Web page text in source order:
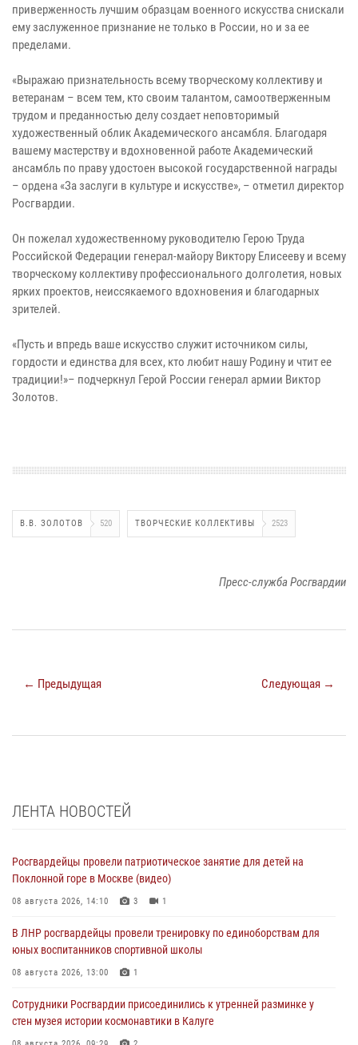
приверженность лучшим образцам военного искусства снискали
ему заслуженное признание не только в России, но и за ее
пределами.
«Выражаю признательность всему творческому коллективу и
ветеранам – всем тем, кто своим талантом, самоотверженным
трудом и преданностью делу создает неповторимый
художественный облик Академического ансамбля. Благодаря
вашему мастерству и вдохновенной работе Академический
ансамбль по праву удостоен высокой государственной награды
– ордена «За заслуги в культуре и искусстве», – отметил директор
Росгвардии.
Он пожелал художественному руководителю Герою Труда
Российской Федерации генерал-майору Виктору Елисееву и всему
творческому коллективу профессионального долголетия, новых
ярких проектов, неиссякаемого вдохновения и благодарных
зрителей.
«Пусть и впредь ваше искусство служит источником силы,
гордости и единства для всех, кто любит нашу Родину и чтит ее
традиции!»– подчеркнул Герой России генерал армии Виктор
Золотов.
В.В. ЗОЛОТОВ 520 ТВОРЧЕСКИЕ КОЛЛЕКТИВЫ 2523
Пресс-служба Росгвардии
← Предыдущая Следующая →
ЛЕНТА НОВОСТЕЙ
Росгвардейцы провели патриотическое занятие для детей на
Поклонной горе в Москве (видео)
08 августа 2026, 14:10 3 1
В ЛНР росгвардейцы провели тренировку по единоборствам для
юных воспитанников спортивной школы
08 августа 2026, 13:00 1
Сотрудники Росгвардии присоединились к утренней разминке у
стен музея истории космонавтики в Калуге